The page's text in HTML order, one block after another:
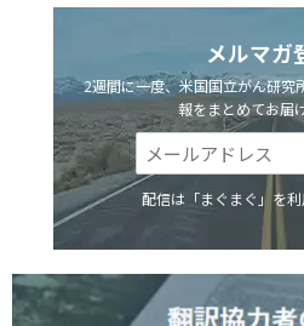
メルマガ
2週間に一度、米国国立がん研究
報をまとめてお届
配信は「まぐまぐ」を利